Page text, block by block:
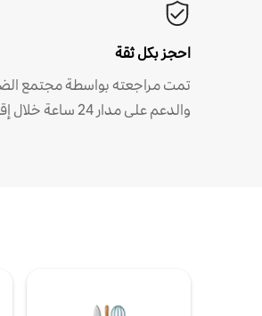
احجز بكل ثقة
تمت مراجعته بواسطة مجتمع
والدعم على مدار 24 ساعة خلال إقامتك الطويلة.